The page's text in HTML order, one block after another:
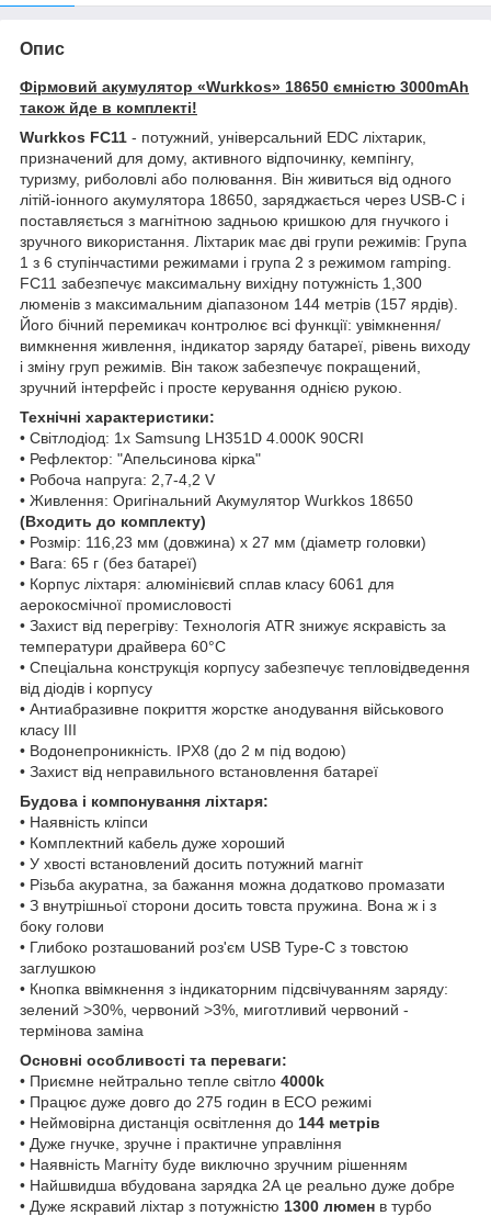
Опис
Фірмовий акумулятор «Wurkkos» 18650 ємністю 3000mAh
також йде в комплекті!
Wurkkos FC11 - потужний, універсальний EDC ліхтарик,
призначений для дому, активного відпочинку, кемпінгу,
туризму, риболовлі або полювання. Він живиться від одного
літій-іонного акумулятора 18650, заряджається через USB-C і
поставляється з магнітною задньою кришкою для гнучкого і
зручного використання. Ліхтарик має дві групи режимів: Група
1 з 6 ступінчастими режимами і група 2 з режимом ramping.
FC11 забезпечує максимальну вихідну потужність 1,300
люменів з максимальним діапазоном 144 метрів (157 ярдів).
Його бічний перемикач контролює всі функції: увімкнення/
вимкнення живлення, індикатор заряду батареї, рівень виходу
і зміну груп режимів. Він також забезпечує покращений,
зручний інтерфейс і просте керування однією рукою.
Технічні характеристики:
• Світлодіод: 1x Samsung LH351D 4.000K 90CRI
• Рефлектор: "Апельсинова кірка"
• Робоча напруга: 2,7-4,2 V
• Живлення: Оригінальний Акумулятор Wurkkos 18650
(Входить до комплекту)
• Розмір: 116,23 мм (довжина) x 27 мм (діаметр головки)
• Вага: 65 г (без батареї)
• Корпус ліхтаря: алюмінієвий сплав класу 6061 для
аерокосмічної промисловості
• Захист від перегріву: Технологія ATR знижує яскравість за
температури драйвера 60°C
• Спеціальна конструкція корпусу забезпечує тепловідведення
від діодів і корпусу
• Антиабразивне покриття жорстке анодування військового
класу III
• Водонепроникність. IPX8 (до 2 м під водою)
• Захист від неправильного встановлення батареї
Будова і компонування ліхтаря:
• Наявність кліпси
• Комплектний кабель дуже хороший
• У хвості встановлений досить потужний магніт
• Різьба акуратна, за бажання можна додатково промазати
• З внутрішньої сторони досить товста пружина. Вона ж і з
боку голови
• Глибоко розташований роз'єм USB Type-C з товстою
заглушкою
• Кнопка ввімкнення з індикаторним підсвічуванням заряду:
зелений >30%, червоний >3%, миготливий червоний -
термінова заміна
Основні особливості та переваги:
• Приємне нейтрально тепле світло 4000k
• Працює дуже довго до 275 годин в ECO режимі
• Неймовірна дистанція освітлення до 144 метрів
• Дуже гнучке, зручне і практичне управління
• Наявність Магніту буде виключно зручним рішенням
• Найшвидша вбудована зарядка 2А це реально дуже добре
• Дуже яскравий ліхтар з потужністю 1300 люмен в турбо